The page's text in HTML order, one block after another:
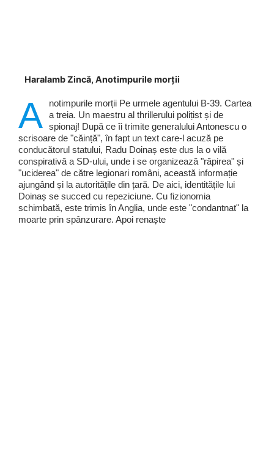
Haralamb Zincă, Anotimpurile morții
A
notimpurile morții Pe urmele agentului B-39. Cartea
a treia. Un maestru al thrillerului polițist și de
spionaj! După ce îi trimite generalului Antonescu o
scrisoare de "căință", în fapt un text care-l acuză pe
conducătorul statului, Radu Doinaș este dus la o vilă
conspirativă a SD-ului, unde i se organizează "răpirea" și
"uciderea" de către legionari români, această informație
ajungând și la autoritățile din țară. De aici, identitățile lui
Doinaș se succed cu repeziciune. Cu fizionomia
schimbată, este trimis în Anglia, unde este "condantnat" la
moarte prin spânzurare. Apoi renaște